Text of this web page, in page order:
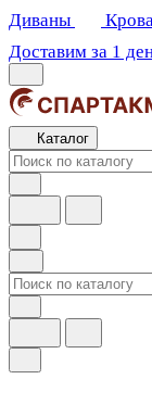
Диваны
Доставим за 1
Каталог